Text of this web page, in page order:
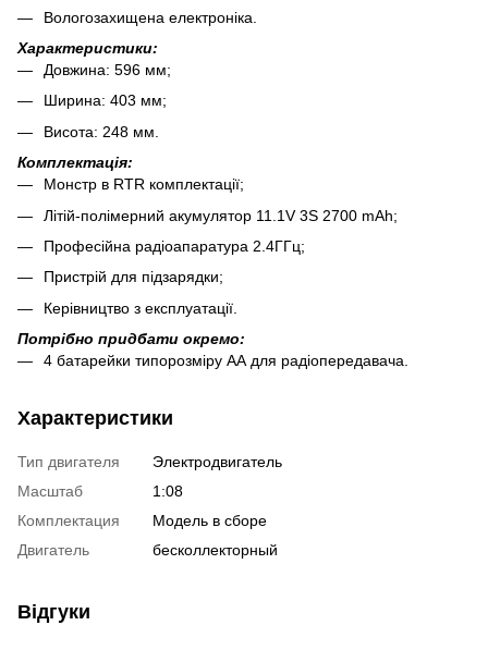
Вологозахищена електроніка.
Характеристики:
Довжина: 596 мм;
Ширина: 403 мм;
Висота: 248 мм.
Комплектація:
Монстр в RTR комплектації;
Літій-полімерний акумулятор 11.1V 3S 2700 mAh;
Професійна радіоапаратура 2.4ГГц;
Пристрій для підзарядки;
Керівництво з експлуатації.
Потрібно придбати окремо:
4 батарейки типорозміру АА для радіопередавача.
Характеристики
Тип двигателя
Электродвигатель
Масштаб
1:08
Комплектация
Модель в сборе
Двигатель
бесколлекторный
Відгуки